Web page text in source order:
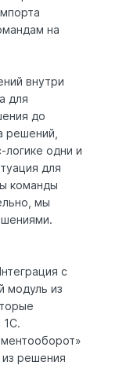
на
внутри
для
до
решений,
логике одни и
для
команды
мы
с
модуль из
1С.
из решения